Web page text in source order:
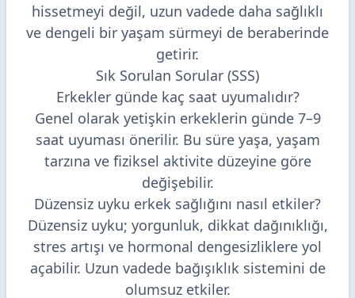
hissetmeyi değil, uzun vadede daha sağlıklı
ve dengeli bir yaşam sürmeyi de beraberinde
getirir.
Sık Sorulan Sorular (SSS)
Erkekler günde kaç saat uyumalıdır?
Genel olarak yetişkin erkeklerin günde 7–9
saat uyuması önerilir. Bu süre yaşa, yaşam
tarzına ve fiziksel aktivite düzeyine göre
değişebilir.
Düzensiz uyku erkek sağlığını nasıl etkiler?
Düzensiz uyku; yorgunluk, dikkat dağınıklığı,
stres artışı ve hormonal dengesizliklere yol
açabilir. Uzun vadede bağışıklık sistemini de
olumsuz etkiler.